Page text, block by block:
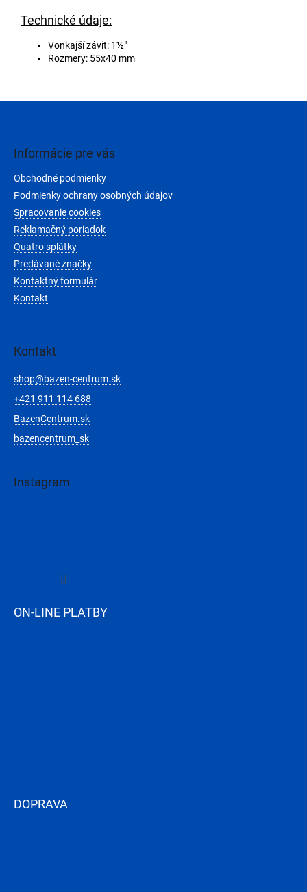
Technické údaje:
Vonkajší závit: 1½"
Rozmery: 55x40 mm
Informácie pre vás
Obchodné podmienky
Podmienky ochrany osobných údajov
Spracovanie cookies
Reklamačný poriadok
Quatro splátky
Predávané značky
Kontaktný formulár
Kontakt
Kontakt
shop@bazen-centrum.sk
+421 911 114 688
BazenCentrum.sk
bazencentrum_sk
Instagram
ON-LINE PLATBY
DOPRAVA